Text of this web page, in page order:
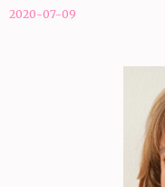
2020-07-09